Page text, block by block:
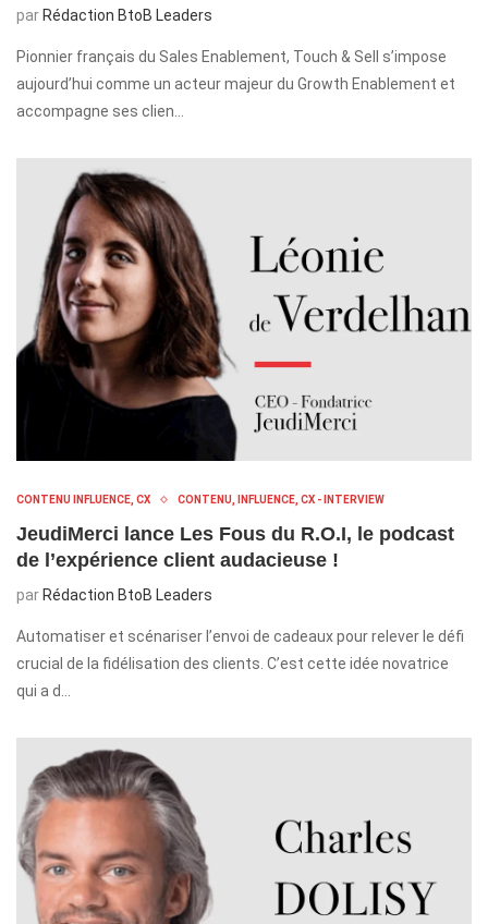
par Rédaction BtoB Leaders
Pionnier français du Sales Enablement, Touch & Sell s’impose
aujourd’hui comme un acteur majeur du Growth Enablement et
accompagne ses clien…
CONTENU INFLUENCE, CX CONTENU, INFLUENCE, CX - INTERVIEW
JeudiMerci lance Les Fous du R.O.I, le podcast
de l’expérience client audacieuse !
par Rédaction BtoB Leaders
Automatiser et scénariser l’envoi de cadeaux pour relever le défi
crucial de la fidélisation des clients. C’est cette idée novatrice
qui a d…